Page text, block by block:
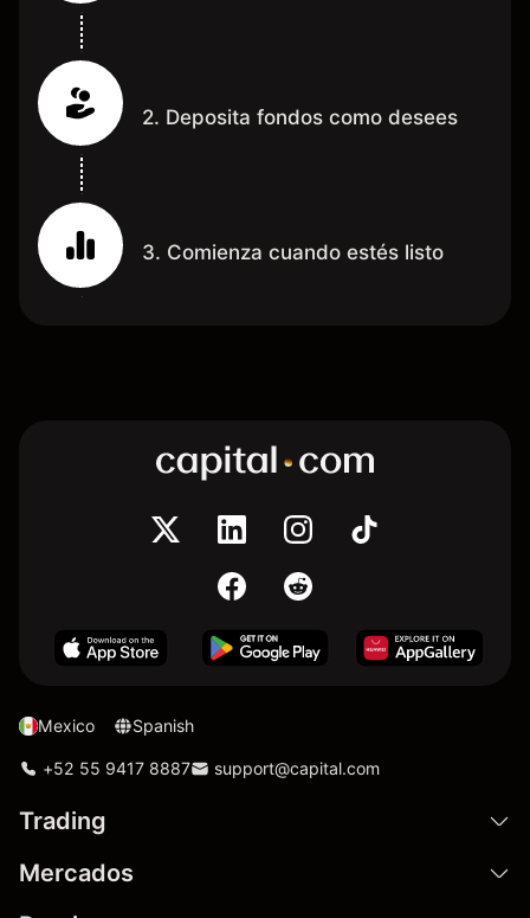
2. Deposita fondos como desees
3. Comienza cuando estés listo
Mexico Spanish
+52 55 9417 8887 support@capital.com
Trading
Mercados